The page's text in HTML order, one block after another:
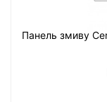
Панель змиву